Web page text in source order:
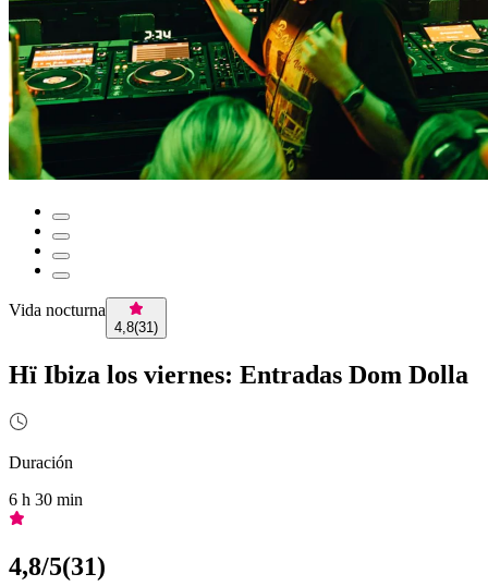
Vida nocturna
4,8(31)
Hï Ibiza los viernes: Entradas Dom Dolla
Duración
6 h 30 min
4,8/5(31)